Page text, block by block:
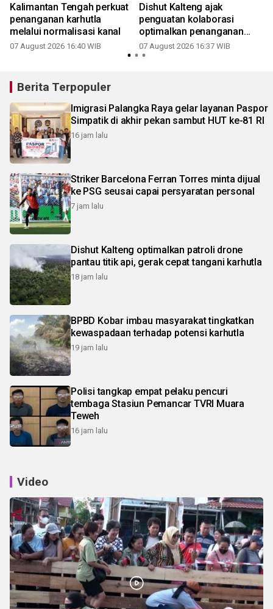
Kalimantan Tengah perkuat
penanganan karhutla
melalui normalisasi kanal
07 August 2026 16:40 WIB
Dishut Kalteng ajak
penguatan kolaborasi
optimalkan penanganan
karhutla
07 August 2026 16:37 WIB
Berita Terpopuler
Imigrasi Palangka Raya gelar layanan Paspor
Simpatik di akhir pekan sambut HUT ke-81 RI
16 jam lalu
Striker Barcelona Ferran Torres minta dijual
ke PSG seusai capai persyaratan personal
7 jam lalu
Dishut Kalteng optimalkan patroli drone
pantau titik api, gerak cepat tangani karhutla
18 jam lalu
BPBD Kobar imbau masyarakat tingkatkan
kewaspadaan terhadap potensi karhutla
19 jam lalu
Polisi tangkap empat pelaku pencuri
tembaga Stasiun Pemancar TVRI Muara
Teweh
16 jam lalu
Video